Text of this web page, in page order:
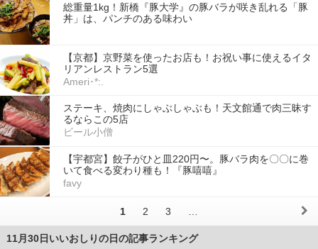
総重量1kg！新橋『豚大学』の豚バラが咲き乱れる「豚
丼」は、パンチのある味わい
【京都】京野菜を使ったお店も！お祝い事に使えるイタ
リアンレストラン5選
Ameri･*:.
ステーキ、焼肉にしゃぶしゃぶも！天文館通で肉三昧す
るならこの5店
ビール小僧
【宇都宮】餃子がひと皿220円〜。豚バラ肉を〇〇に巻
いて食べる変わり種も！『豚嘻嘻』
favy
1 2 3
11月30日いいおしりの日の記事ランキング